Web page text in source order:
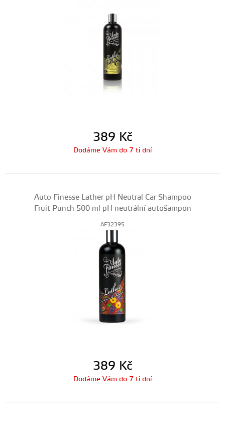
389 Kč
Dodáme Vám do 7 ti dní
Auto Finesse Lather pH Neutral Car Shampoo
Fruit Punch 500 ml pH neutrální autošampon
AF32395
389 Kč
Dodáme Vám do 7 ti dní